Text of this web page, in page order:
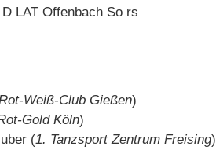
Weiß-Club Gießen)
Gold Köln)
(1. Tanzsport Zentrum Freising)